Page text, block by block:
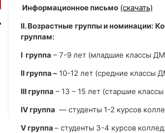
Информационное письмо (скачать)
II. Возрастные группы и номинации:
группам:
I группа – 7-9 лет (младшие классы
II группа – 10-12 лет (средние
III группа – 13 – 15 лет (старшие
IV группа — студенты 1-2 курсов
V группа – студенты 3-4 курсов